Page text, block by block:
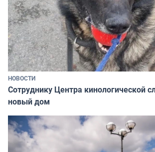
НОВОСТИ
Сотруднику Центра кинологической
новый дом